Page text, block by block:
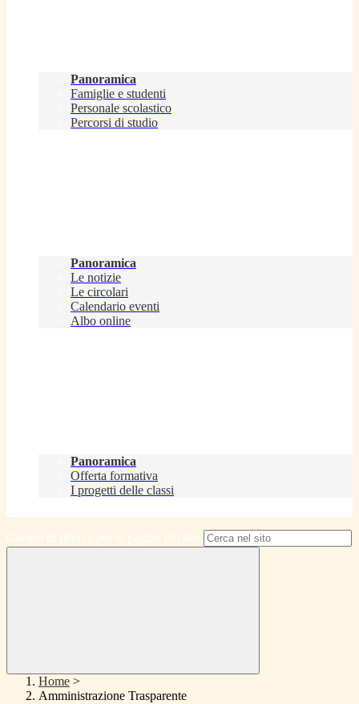
Panoramica
Famiglie e studenti
Personale scolastico
Percorsi di studio
Panoramica
Le notizie
Le circolari
Calendario eventi
Albo online
Panoramica
Offerta formativa
I progetti delle classi
Campo di ricerca per le pagine del sito
Home >
Amministrazione Trasparente